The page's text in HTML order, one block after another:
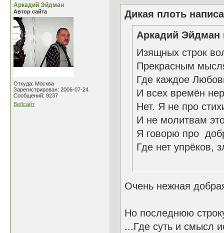
Аркадий Эйдман
Автор сайта
Откуда: Москва
Зарегистрирован: 2006-07-24
Сообщений: 9237
Вебсайт
Дикая плоть
Аркадий Эйдман
Изящных строк
Прекрасным
Где каждое
И всех времён
Нет. Я не про
И не молитвам
Я говорю про
Где нет
Очень нежная
Но последнюю
...Где суть и смысл